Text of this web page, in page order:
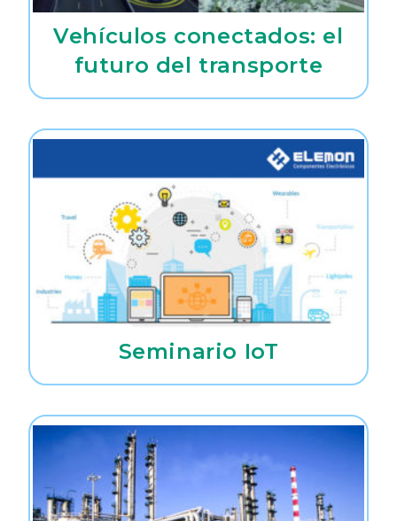
Vehículos conectados: el
futuro del transporte
Seminario IoT